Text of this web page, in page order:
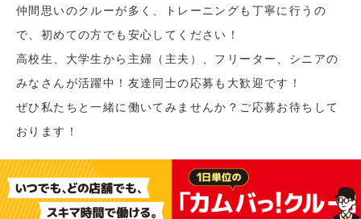
仲間思いのクルーが多く、トレーニングも丁寧に行うの
で、初めての方でも安心してください！
高校生、大学生から主婦（主夫）、フリーター、シニアの
みなさんが活躍中！友達同士の応募も大歓迎です！
ぜひ私たちと一緒に働いてみませんか？ご応募お待ちして
おります！